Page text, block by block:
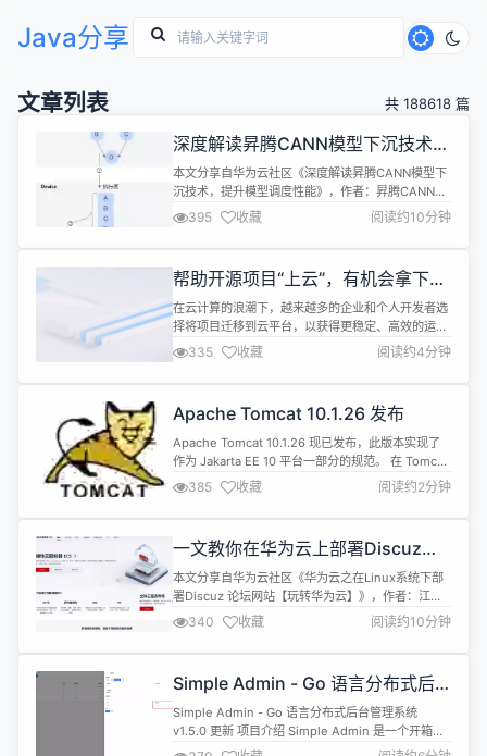
Java分享
文章列表 共 188618 篇
深度解读昇腾CANN模型下沉技术，
提升模型调度性能
本文分享自华为云社区《深度解读昇腾CANN模型下
沉技术，提升模型调度性能》，作者：昇腾CANN。
AI模型的运行通常情况下需要CPU和NPU（昇腾AI处
理器）等AI专用处理器协同工作，CPU所在位置称为
主机端（Host），而NPU所在位置称为设备端
Host下发Task的时序和Device执行Task的时序...
395 收藏 阅读约10分钟
帮助开源项目“上云”，有机会拿下阿
里云「面试直通」资格
在云计算的浪潮下，越来越多的企业和个人开发者选
择将项目迁移到云平台，以获得更稳定、高效的运行
环境。 Gitee，作为国内领先的开源技术交流与代码
托管平台，也聚集了大量的优质开源项目和活跃的开
发者社区。 为了更好地促进开源项目的成长和应用，
造者」活动，旨在帮助 Gitee 上的开源项目及开发者
拓展至阿里云，...
335 收藏 阅读约4分钟
Apache Tomcat 10.1.26 发布
Apache Tomcat 10.1.26 现已发布，此版本实现了
作为 Jakarta EE 10 平台一部分的规范。 在 Tomcat
9 和更早版本上运行的应用程序，如果不做修改，将
无法在 Tomcat 10 上运行。为 Tomcat 9 和更早版
本设计的基于 Java EE 的应用程序可以放在
385 收藏 阅读约2分钟
一文教你在华为云上部署Discuz论
坛网站
本文分享自华为云社区《华为云之在Linux系统下部
署Discuz 论坛网站【玩转华为云】》，作者：江湖
有缘。 一、本次实践介绍 1.1 实践环境简介 1.本次实
践环境使用华为KooLabs云实验平台。 2.本次实践
基于华为云ECS弹性云服务器。 3.在ECS云服务器上
式来搭建 Discuz 论坛网站。D...
340 收藏 阅读约10分钟
Simple Admin - Go 语言分布式后
台管理系统 v1.5.0 稳定版发布
Simple Admin - Go 语言分布式后台管理系统
v1.5.0 更新 项目介绍 Simple Admin 是一个开箱即
用的分布式微服务后端管理系统，基于 go-zero 开